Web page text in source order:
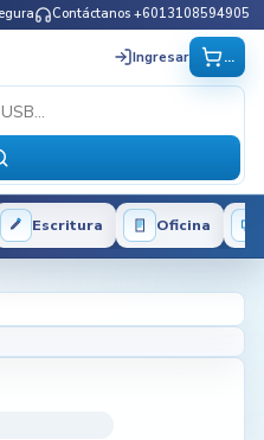
Contáctanos +6013108594905
Ingresar ...
Escritura Oficina